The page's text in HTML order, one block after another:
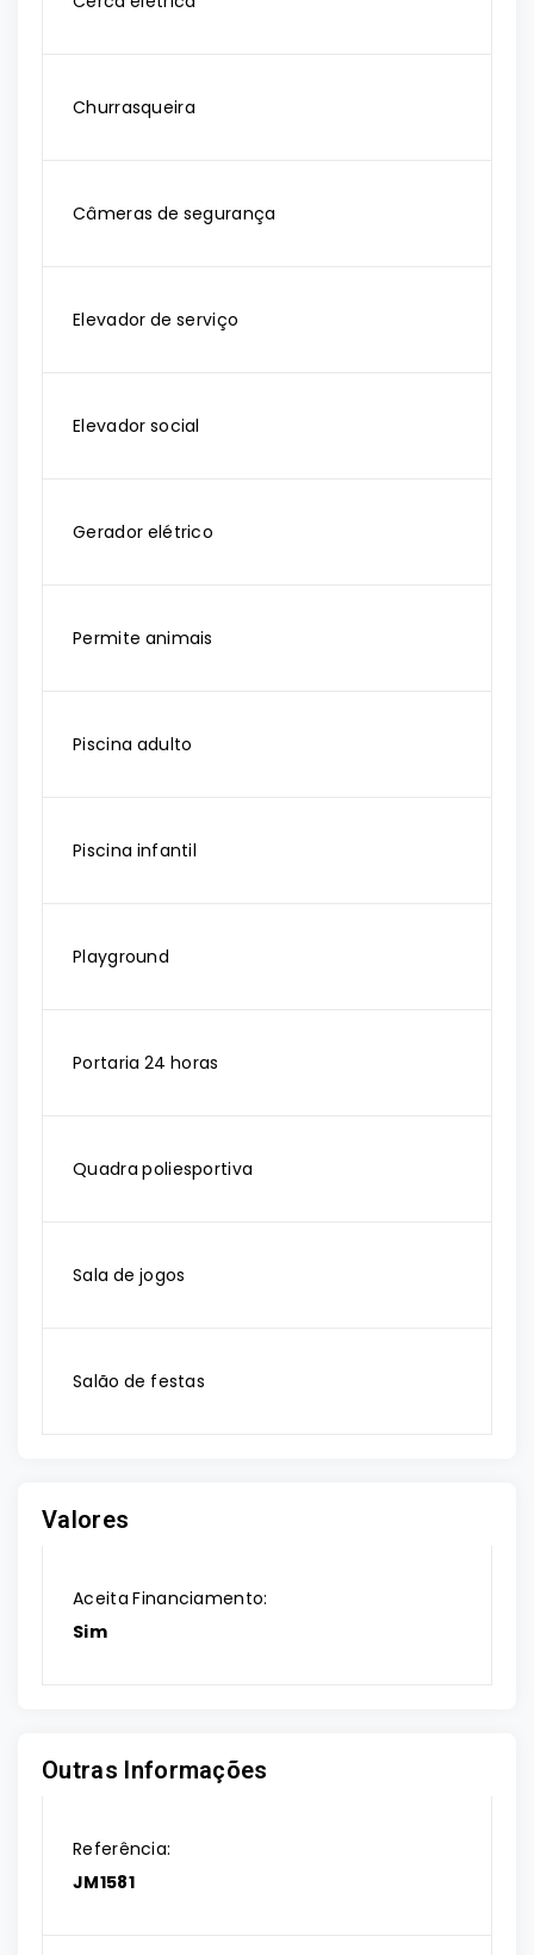
Churrasqueira
Câmeras de segurança
Elevador de serviço
Elevador social
Gerador elétrico
Permite animais
Piscina adulto
Piscina infantil
Playground
Portaria 24 horas
Quadra poliesportiva
Sala de jogos
Salão de festas
Valores
Aceita Financiamento:
Sim
Outras Informações
Referência:
JM1581